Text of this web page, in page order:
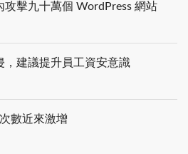
攻擊九十萬個 WordPress 網站
，建議提升員工資安意識
數近來激增